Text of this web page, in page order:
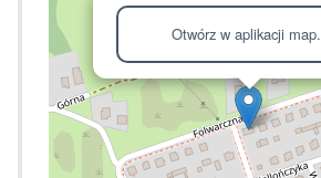
Otwórz w aplikacji map.